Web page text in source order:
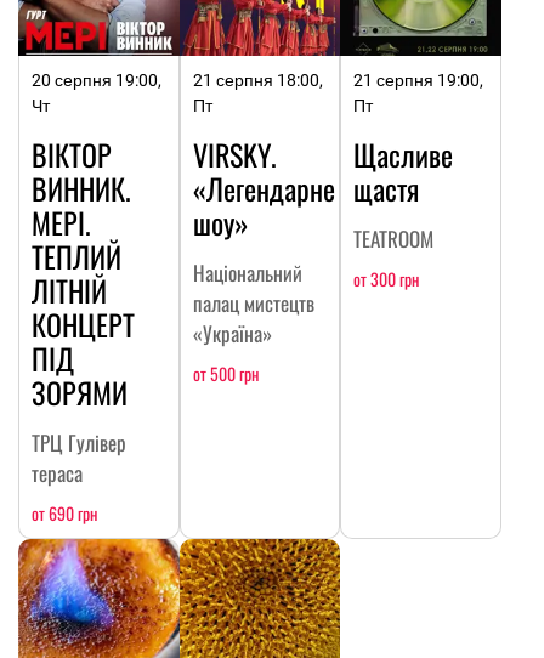
20 серпня 19:00,
Чт
ВІКТОР
ВИННИК.
МЕРІ.
ТЕПЛИЙ
ЛІТНІЙ
КОНЦЕРТ
ПІД
ЗОРЯМИ
ТРЦ Гулівер
тераса
от 690 грн
21 серпня 18:00,
Пт
VIRSKY.
«Легендарне
шоу»
Національний
палац мистецтв
«Україна»
от 500 грн
21 серпня 19:00,
Пт
Щасливе
щастя
TEATROOM
от 300 грн